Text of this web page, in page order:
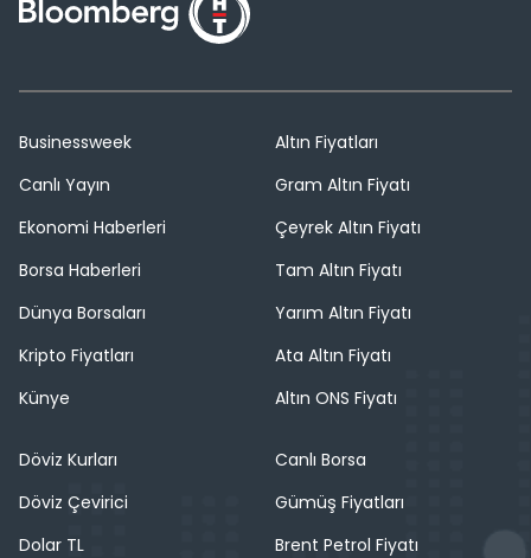
Businessweek
Canlı Yayın
Ekonomi Haberleri
Borsa Haberleri
Dünya Borsaları
Kripto Fiyatları
Künye
Altın Fiyatları
Gram Altın Fiyatı
Çeyrek Altın Fiyatı
Tam Altın Fiyatı
Yarım Altın Fiyatı
Ata Altın Fiyatı
Altın ONS Fiyatı
Döviz Kurları
Döviz Çevirici
Dolar TL
Canlı Borsa
Gümüş Fiyatları
Brent Petrol Fiyatı